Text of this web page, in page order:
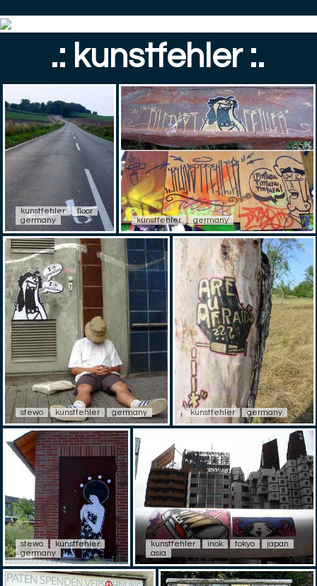
.: kunstfehler :.
kunstfehler
floor
germany
kunstfehler germany
stewo kunstfehler germany kunstfehler germany
stewo
kunstfehler
germany
kunstfehler inok tokyo
japan
asia